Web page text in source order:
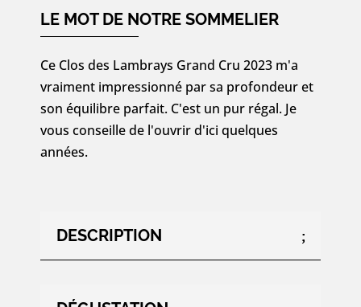
Grand
Cru
2023
LE MOT DE NOTRE SOMMELIER
Ce Clos des Lambrays Grand Cru 2023 m'a
vraiment impressionné par sa profondeur et
son équilibre parfait. C'est un pur régal. Je
vous conseille de l'ouvrir d'ici quelques
années.
DESCRIPTION